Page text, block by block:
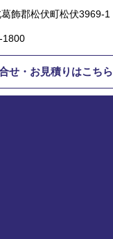
飾郡松伏町松伏3969-1
1800
せ・お見積りはこちら